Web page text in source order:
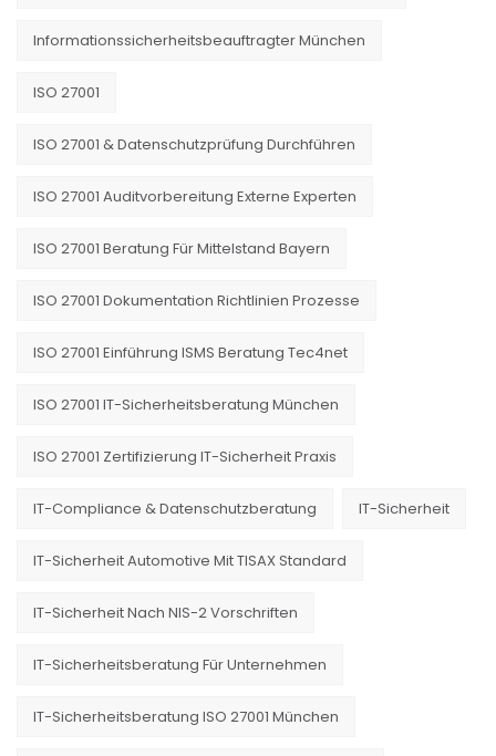
Informationssicherheitsbeauftragter München
ISO 27001
ISO 27001 & Datenschutzprüfung Durchführen
ISO 27001 Auditvorbereitung Externe Experten
ISO 27001 Beratung Für Mittelstand Bayern
ISO 27001 Dokumentation Richtlinien Prozesse
ISO 27001 Einführung ISMS Beratung Tec4net
ISO 27001 IT-Sicherheitsberatung München
ISO 27001 Zertifizierung IT-Sicherheit Praxis
IT-Compliance & Datenschutzberatung IT-Sicherheit
IT-Sicherheit Automotive Mit TISAX Standard
IT-Sicherheit Nach NIS-2 Vorschriften
IT-Sicherheitsberatung Für Unternehmen
IT-Sicherheitsberatung ISO 27001 München